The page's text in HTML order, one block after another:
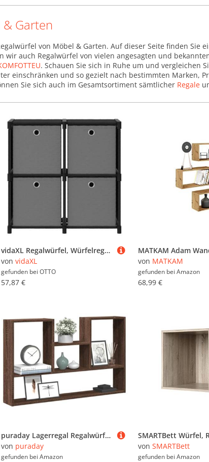
& Garten
von Möbel & Garten. Auf dieser Seite finden Sie
wir auch Regalwürfel von vielen angesagten und
. Schauen Sie sich in Ruhe um und vergleichen
einschränken und so gezielt nach bestimmten Marken,
Sie sich auch im Gesamtsortiment sämtlicher Regale
vidaXL Regalwürfel, Würfelregal mit 4 Boxen Schwarz 69x30x72,5 cm Stoff
von vidaXL
gefunden bei OTTO
57,87 €
von MATKAM
gefunden bei Amazon
68,99 €
puraday Lagerregal Regalwürfel Wandregal Schweberegal aus Holzwerkstoff Elegantes und Modernes Design Braun Eichen-Optik 99x15x60 cm
von puraday
gefunden bei Amazon
von SMARTBett
gefunden bei Amazon